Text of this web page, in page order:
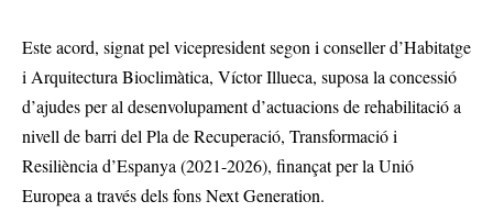
Este acord, signat pel vicepresident segon i conseller d’Habitatge
i Arquitectura Bioclimàtica, Víctor Illueca, suposa la concessió
d’ajudes per al desenvolupament d’actuacions de rehabilitació a
nivell de barri del Pla de Recuperació, Transformació i
Resiliència d’Espanya (2021-2026), finançat per la Unió
Europea a través dels fons Next Generation.